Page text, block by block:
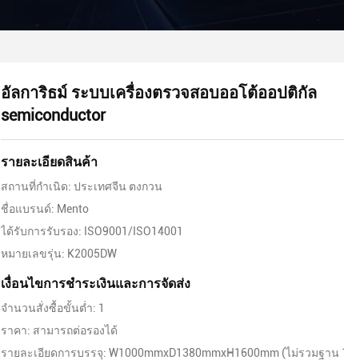
อัลการิธม์ ระบบเครื่องตรวจสอบออโต้ออปติกัล
semiconductor
รายละเอียดสินค้า
สถานที่กำเนิด: ประเทศจีน ตงกวน
ชื่อแบรนด์: Mento
ได้รับการรับรอง: ISO9001/ISO14001
หมายเลขรุ่น: K2005DW
เงื่อนไขการชําระเงินและการจัดส่ง
จำนวนสั่งซื้อขั้นต่ำ: 1
ราคา: สามารถต่อรองได้
รายละเอียดการบรรจุ: W1000mmxD1380mmxH1600mm (ไม่รวมฐาน